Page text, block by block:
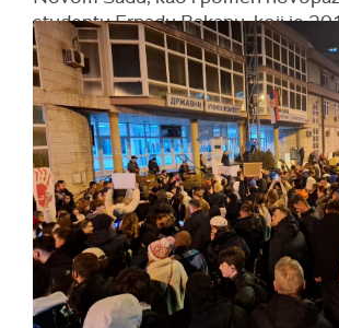
studentu Ernadu Bakanu, koji je
poginuo u saobraćajnoj nesreći na
prelazu u Beogradu.
Protestna šetnja završena je ispred
tom gradu. U isto vreme, skup je
Sjenici.